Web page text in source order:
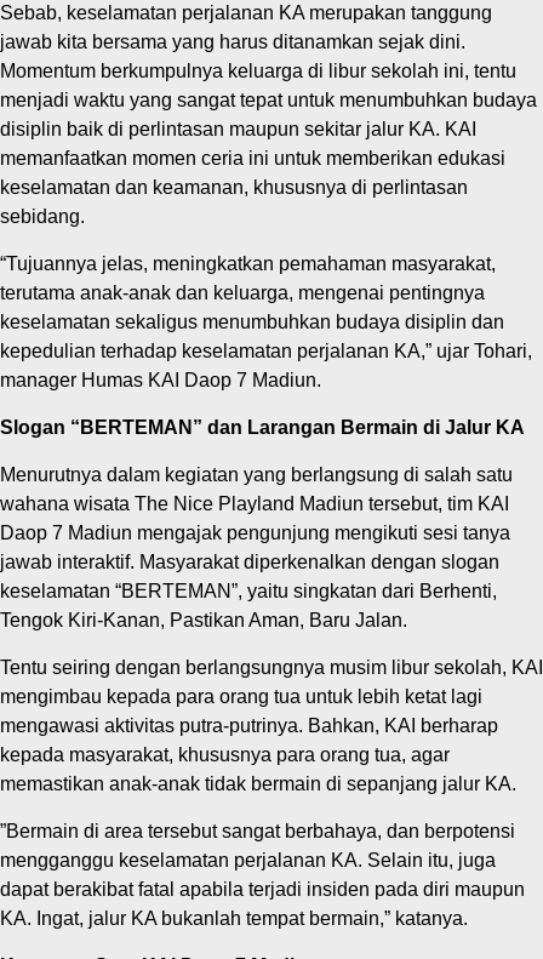
Sebab, keselamatan perjalanan KA merupakan tanggung
jawab kita bersama yang harus ditanamkan sejak dini.
Momentum berkumpulnya keluarga di libur sekolah ini, tentu
menjadi waktu yang sangat tepat untuk menumbuhkan budaya
disiplin baik di perlintasan maupun sekitar jalur KA. KAI
memanfaatkan momen ceria ini untuk memberikan edukasi
keselamatan dan keamanan, khususnya di perlintasan
sebidang.
“Tujuannya jelas, meningkatkan pemahaman masyarakat,
terutama anak-anak dan keluarga, mengenai pentingnya
keselamatan sekaligus menumbuhkan budaya disiplin dan
kepedulian terhadap keselamatan perjalanan KA,” ujar Tohari,
manager Humas KAI Daop 7 Madiun.
‎Slogan “BERTEMAN” dan Larangan Bermain di Jalur KA
Menurutnya dalam kegiatan yang berlangsung di salah satu
wahana wisata The Nice Playland Madiun tersebut, tim KAI
Daop 7 Madiun mengajak pengunjung mengikuti sesi tanya
jawab interaktif. Masyarakat diperkenalkan dengan slogan
keselamatan “BERTEMAN”, yaitu singkatan dari Berhenti,
Tengok Kiri-Kanan, Pastikan Aman, Baru Jalan.
‎Tentu seiring dengan berlangsungnya musim libur sekolah, KAI
mengimbau kepada para orang tua untuk lebih ketat lagi
mengawasi aktivitas putra-putrinya. Bahkan, KAI berharap
kepada masyarakat, khususnya para orang tua, agar
memastikan anak-anak tidak bermain di sepanjang jalur KA.
‎”Bermain di area tersebut sangat berbahaya, dan berpotensi
mengganggu keselamatan perjalanan KA. Selain itu, juga
dapat berakibat fatal apabila terjadi insiden pada diri maupun
KA. Ingat, jalur KA bukanlah tempat bermain,” katanya.